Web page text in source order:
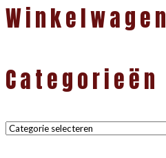
Winkelwagen
Categorieën
Categorieën